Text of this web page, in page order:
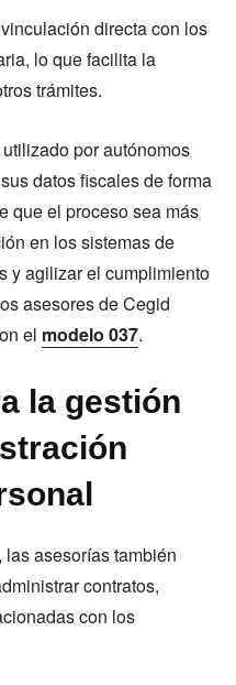
directa con los
lo que facilita la
trámites.
por autónomos
datos fiscales de forma
que el proceso sea más
en los sistemas de
y agilizar el cumplimiento
asesores de Cegid
el modelo 037.
la gestión
asesorías también
contratos,
con los